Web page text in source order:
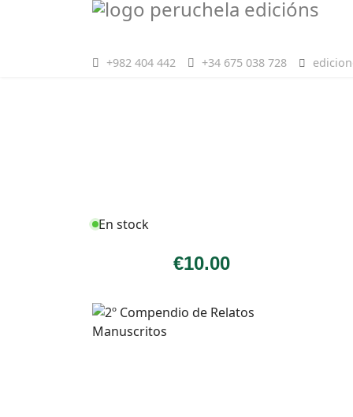
+982 404 442 +34 675 038 728
En stock
€10.00